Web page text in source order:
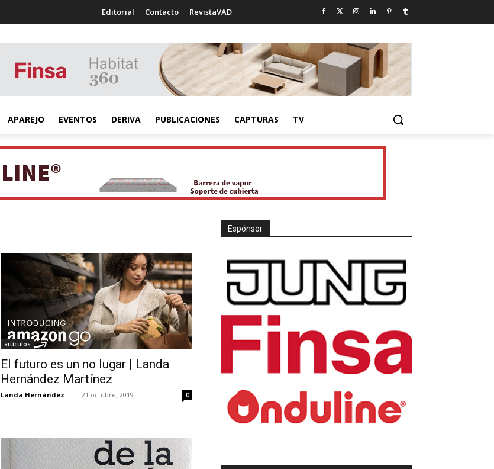
Editorial Contacto RevistaVAD
APAREJO EVENTOS DERIVA PUBLICACIONES CAPTURAS TV
artículos
El futuro es un no lugar | Landa
Hernández Martínez
Landa Hernández - 21 octubre, 2019 0
Espónsor